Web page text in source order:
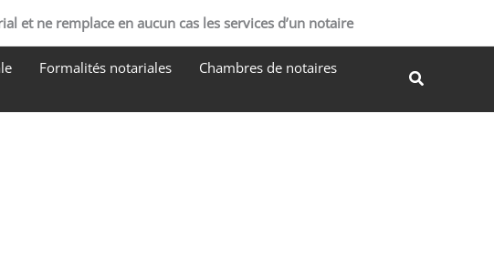
et ne remplace en aucun cas les services d’un notaire
Formalités notariales
Chambres de notaires
Rechercher
e